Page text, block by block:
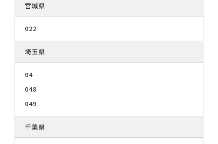
宮城県
022
埼玉県
04
048
049
千葉県